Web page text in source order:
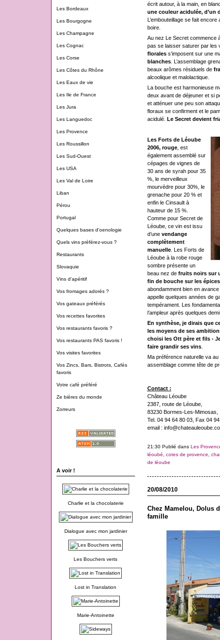
Les Bordeaux
Les Bourgogne
Les Champagne
Les Cognac
Les Corse
Les Côtes du Rhône
Les Eaux de vie
Les Ile de France
Les Jura
Les Languedoc
Les Provence
Les Roussillon
Les Sud-Ouest
Les USA
Les Val de Loire
Liban
Pérou
Portugal
Quelques bases d'oenologie
Quels vins préférez-vous ?
Restaurants
Slovaquie
Vins d'apéritif
Vos fromages adorés ?
Vos gateaux préférés
Vos recettes favorites
Vos restaurants favoris ?
Vos restaurants PAS favoris !
Vos visites favorites
Vos Zincs, Bars, Bistrots, Cafés
favoris
Votre café préféré
Ze bières du monde
Zorreurs
A voir !
Charlie et la chocolaterie
Dialogue avec mon jardinier
Les Bouchers verts
Lost in Translation
Marie-Antoinette
écrit autour, à la main, en
une couleur acidulée, d’un
L’embouteillage se fait
boire.
Au nez Le Secret commence
pas se laisser saturer par les
floraless’imposent sur une
blanches. L’assemblage
beaux arômes résiduels de
alcoolique et malolactique.
La bouche est harmonieuse
deux avant de déjeuner et si
et atténuer une peu son
floraux se confirment et le
acidulé. Le Secret devient
Les Forts de Léoube
2006, rouge, est
également assemblé sur
cépages de vignes de
30 ans de syrah pour 35
%, le merveilleux
mourvèdre pour 30%, le
grenache pour 20 % et
enfin le Cinsault à
hauteur de 15 %.
Comme pour Secret de
Léoube, ce vin est issu
d’une vendange
complètement
manuelle. Les Forts de
Léoube à la robe rouge
sombre présente un
beau nez de fruits noirs sur
fin de bouche sur les épices
abondamment bien en
appelle quelques années de
tempérament. Les
l’ampleur après quelques
En synthèse, je dirais que
les moyens de ses
choisi les Ott père et fils -
faire grandir ses vins.
Ma préférence naturelle va
assemblage comme tête de
Contact :
Château Léoube
2387, route de Léoube,
83230 Bormes-Les-Mimosas,
Tel. 04 94 64 80 03, Fax 04
email :
21:30 Publié dans Les
léoubé
cotes de provence
de léoube
20/08/2010
Chez Mamelou, Dolus
famille